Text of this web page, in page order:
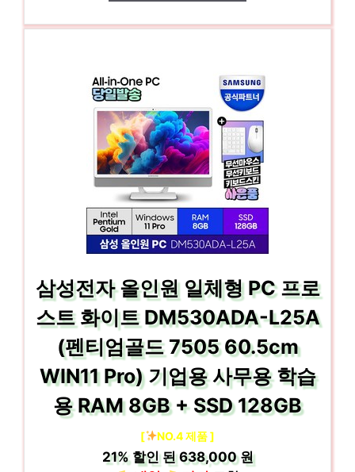
삼성전자 올인원 일체형 PC 프로
스트 화이트 DM530ADA-L25A
(펜티엄골드 7505 60.5cm
WIN11 Pro) 기업용 사무용 학습
용 RAM 8GB + SSD 128GB
[ NO.4 제품 ]
21%할인 된638,000 원